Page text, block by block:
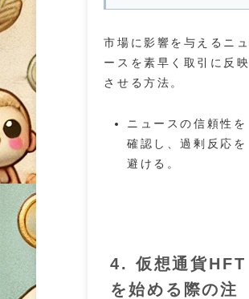
市場に影響を与えるニュ
ースを素早く取引に反映
させる方法。
ニュースの信頼性を
確認し、過剰反応を
避ける。
4. 仮想通貨HFT
を始める際の注